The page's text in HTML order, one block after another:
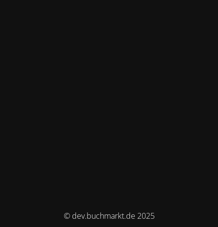
© dev.buchmarkt.de 2025